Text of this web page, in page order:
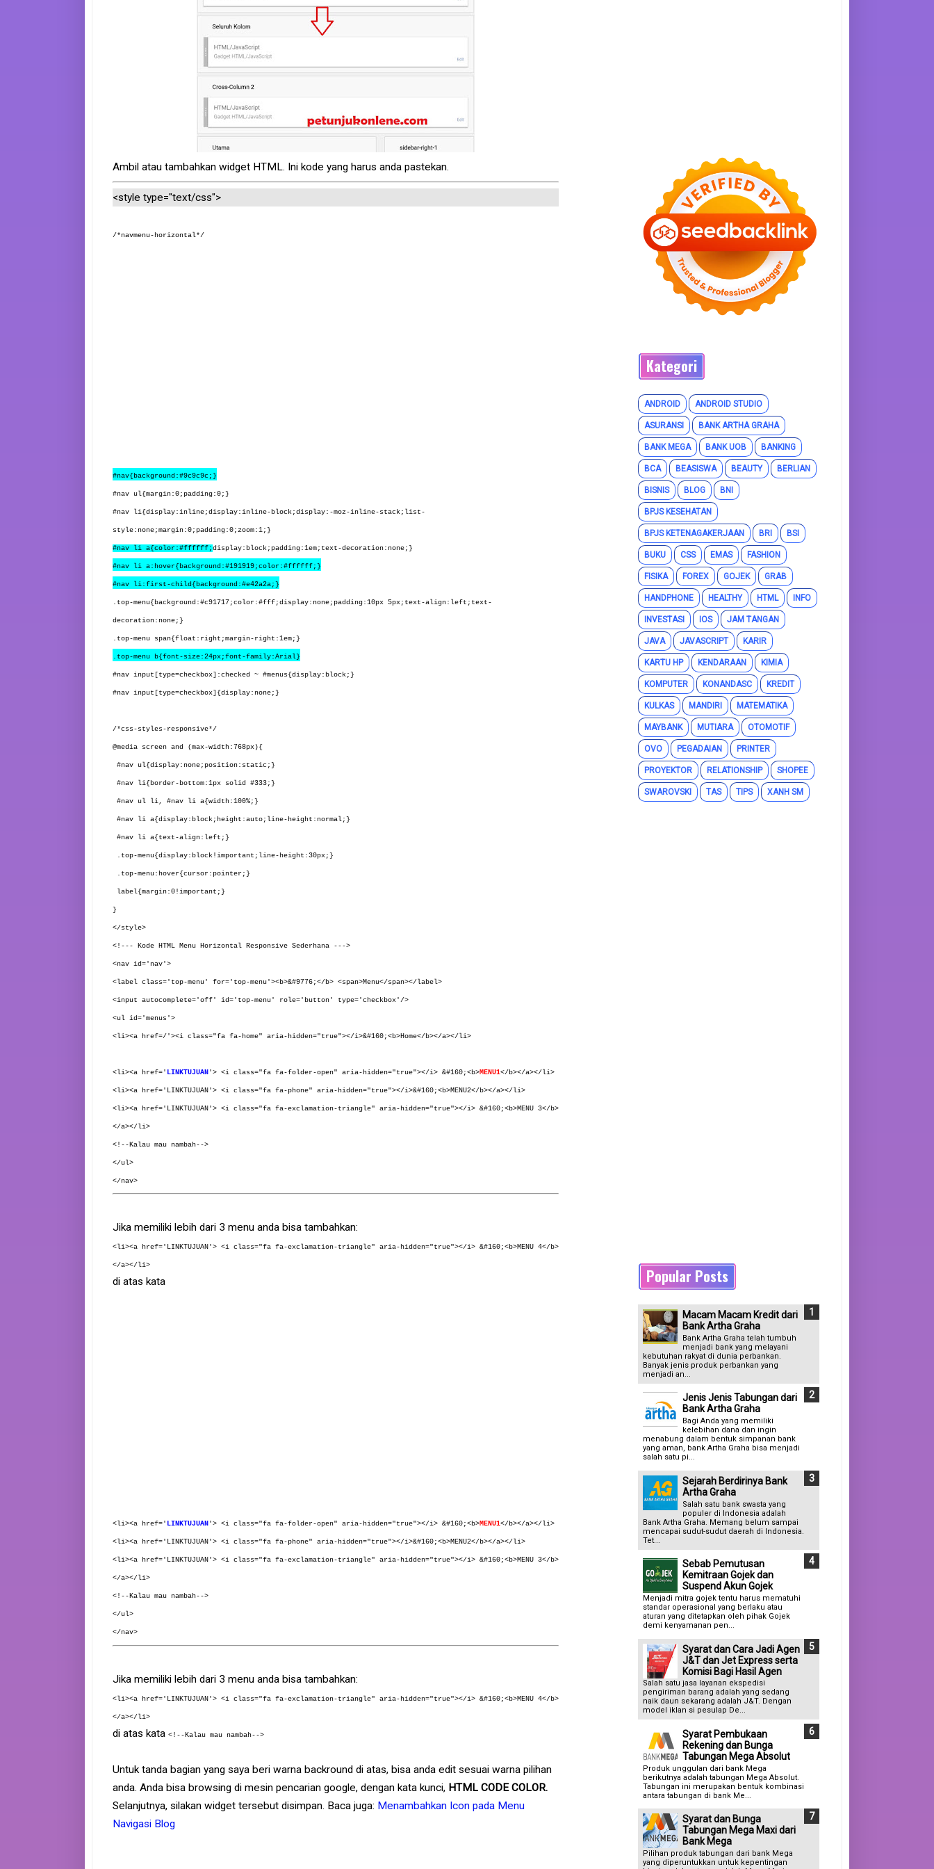
Ambil atau tambahkan widget HTML. Ini kode yang harus anda pastekan.
<style type="text/css">
/*navmenu-horizontal*/
#nav{background:#9c9c9c;}
#nav ul{margin:0;padding:0;}
#nav li{display:inline;display:inline-block;display:-moz-inline-stack;list-
style:none;margin:0;padding:0;zoom:1;}
#nav li a{color:#ffffff;display:block;padding:1em;text-decoration:none;}
#nav li a:hover{background:#191919;color:#ffffff;}
#nav li:first-child{background:#e42a2a;}
.top-menu{background:#c91717;color:#fff;display:none;padding:10px 5px;text-align:left;text-
decoration:none;}
.top-menu span{float:right;margin-right:1em;}
.top-menu b{font-size:24px;font-family:Arial}
#nav input[type=checkbox]:checked ~ #menus{display:block;}
#nav input[type=checkbox]{display:none;}
/*css-styles-responsive*/
@media screen and (max-width:768px){
#nav ul{display:none;position:static;}
#nav li{border-bottom:1px solid #333;}
#nav ul li, #nav li a{width:100%;}
#nav li a{display:block;height:auto;line-height:normal;}
#nav li a{text-align:left;}
.top-menu{display:block!important;line-height:30px;}
.top-menu:hover{cursor:pointer;}
label{margin:0!important;}
}
</style>
<!--- Kode HTML Menu Horizontal Responsive Sederhana --->
<nav id='nav'>
<label class='top-menu' for='top-menu'><b>&#9776;</b> <span>Menu</span></label>
<input autocomplete='off' id='top-menu' role='button' type='checkbox'/>
<ul id='menus'>
<li><a href=/'><i class="fa fa-home" aria-hidden="true"></i>&#160;<b>Home</b></a></li>
<li><a href=' LINKTUJUAN '> <i class="fa fa-folder-open" aria-hidden="true"></i> &#160;<b>MENU1</b></a></li>
<li><a href='LINKTUJUAN'> <i class="fa fa-phone" aria-hidden="true"></i>&#160;<b>MENU2</b></a></li>
<li><a href='LINKTUJUAN'> <i class="fa fa-exclamation-triangle" aria-hidden="true"></i> &#160;<b>MENU 3</b>
</a></li>
<!--Kalau mau nambah-->
</ul>
</nav>
Jika memiliki lebih dari 3 menu anda bisa tambahkan:
<li><a href='LINKTUJUAN'> <i class="fa fa-exclamation-triangle" aria-hidden="true"></i> &#160;<b>MENU 4</b>
</a></li>
di atas kata
<li><a href=' LINKTUJUAN '> <i class="fa fa-folder-open" aria-hidden="true"></i> &#160;<b>MENU1</b></a></li>
<li><a href='LINKTUJUAN'> <i class="fa fa-phone" aria-hidden="true"></i>&#160;<b>MENU2</b></a></li>
<li><a href='LINKTUJUAN'> <i class="fa fa-exclamation-triangle" aria-hidden="true"></i> &#160;<b>MENU 3</b>
</a></li>
<!--Kalau mau nambah-->
</ul>
</nav>
Jika memiliki lebih dari 3 menu anda bisa tambahkan:
<li><a href='LINKTUJUAN'> <i class="fa fa-exclamation-triangle" aria-hidden="true"></i> &#160;<b>MENU 4</b>
</a></li>
di atas kata <!--Kalau mau nambah-->
Untuk tanda bagian yang saya beri warna backround di atas, bisa anda edit sesuai warna pilihan
anda. Anda bisa browsing di mesin pencarian google, dengan kata kunci, HTML CODE COLOR.
Selanjutnya, silakan widget tersebut disimpan. Baca juga: Menambahkan Icon pada Menu
Navigasi Blog
Kategori
ANDROID ANDROID STUDIO
ASURANSI BANK ARTHA GRAHA
BANK MEGA BANK UOB BANKING
BCA BEASISWA BEAUTY BERLIAN
BISNIS BLOG BNI
BPJS KESEHATAN
BPJS KETENAGAKERJAAN BRI BSI
BUKU CSS EMAS FASHION
FISIKA FOREX GOJEK GRAB
HANDPHONE HEALTHY HTML INFO
INVESTASI IOS JAM TANGAN
JAVA JAVASCRIPT KARIR
KARTU HP KENDARAAN KIMIA
KOMPUTER KONANDASC KREDIT
KULKAS MANDIRI MATEMATIKA
MAYBANK MUTIARA OTOMOTIF
OVO PEGADAIAN PRINTER
PROYEKTOR RELATIONSHIP SHOPEE
SWAROVSKI TAS TIPS XANH SM
Popular Posts
Macam Macam Kredit dari
Bank Artha Graha
Bank Artha Graha telah tumbuh
menjadi bank yang melayani
kebutuhan rakyat di dunia perbankan.
Banyak jenis produk perbankan yang
menjadi an...
Jenis Jenis Tabungan dari
Bank Artha Graha
Bagi Anda yang memiliki
kelebihan dana dan ingin
menabung dalam bentuk simpanan bank
yang aman, bank Artha Graha bisa menjadi
salah satu pi...
Sejarah Berdirinya Bank
Artha Graha
Salah satu bank swasta yang
populer di Indonesia adalah
Bank Artha Graha. Memang belum sampai
mencapai sudut-sudut daerah di Indonesia.
Tet...
Sebab Pemutusan
Kemitraan Gojek dan
Suspend Akun Gojek
Menjadi mitra gojek tentu harus mematuhi
standar operasional yang berlaku atau
aturan yang ditetapkan oleh pihak Gojek
demi kenyamanan pen...
Syarat dan Cara Jadi Agen
J&T dan Jet Express serta
Komisi Bagi Hasil Agen
Salah satu jasa layanan ekspedisi
pengiriman barang adalah yang sedang
naik daun sekarang adalah J&T. Dengan
model iklan si pesulap De...
Syarat Pembukaan
Rekening dan Bunga
Tabungan Mega Absolut
Produk unggulan dari bank Mega
berikutnya adalah tabungan Mega Absolut.
Tabungan ini merupakan bentuk kombinasi
antara tabungan di bank Me...
Syarat dan Bunga
Tabungan Mega Maxi dari
Bank Mega
Pilihan produk tabungan dari bank Mega
yang diperuntukkan untuk kepentingan